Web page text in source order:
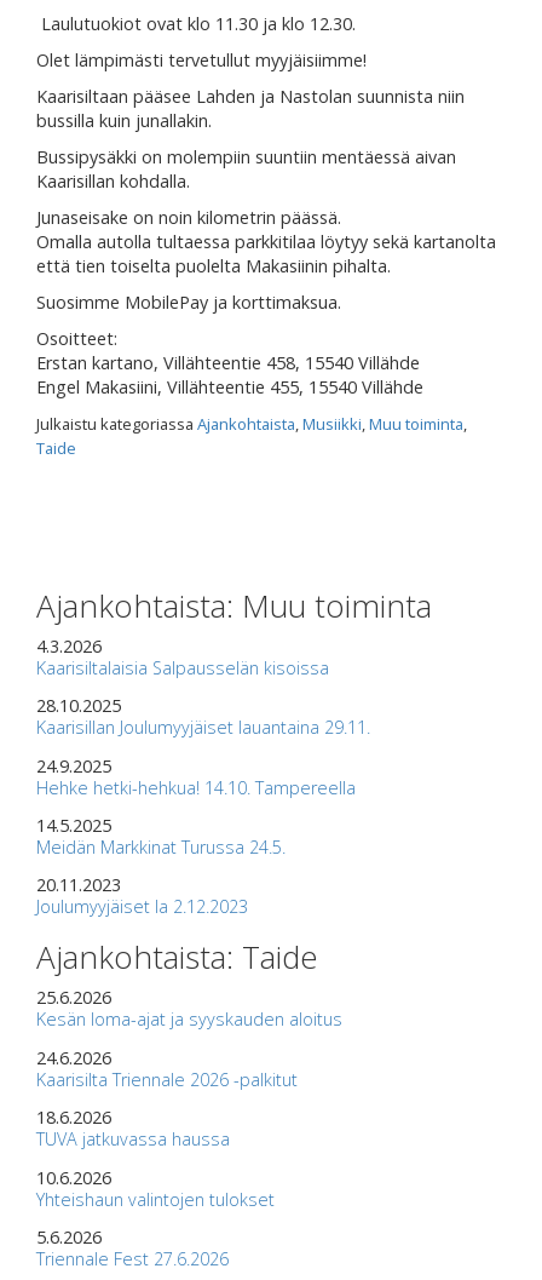
Laulutuokiot ovat klo 11.30 ja klo 12.30.
Olet lämpimästi tervetullut myyjäisiimme!
Kaarisiltaan pääsee Lahden ja Nastolan suunnista niin
bussilla kuin junallakin.
Bussipysäkki on molempiin suuntiin mentäessä aivan
Kaarisillan kohdalla.
Junaseisake on noin kilometrin päässä.
Omalla autolla tultaessa parkkitilaa löytyy sekä kartanolta
että tien toiselta puolelta Makasiinin pihalta.
Suosimme MobilePay ja korttimaksua.
Osoitteet:
Erstan kartano, Villähteentie 458, 15540 Villähde
Engel Makasiini, Villähteentie 455, 15540 Villähde
Julkaistu kategoriassa Ajankohtaista,Musiikki,Muu toiminta,
Taide
Ajankohtaista: Muu toiminta
4.3.2026
Kaarisiltalaisia Salpausselän kisoissa
28.10.2025
Kaarisillan Joulumyyjäiset lauantaina 29.11.
24.9.2025
Hehke hetki-hehkua! 14.10. Tampereella
14.5.2025
Meidän Markkinat Turussa 24.5.
20.11.2023
Joulumyyjäiset la 2.12.2023
Ajankohtaista: Taide
25.6.2026
Kesän loma-ajat ja syyskauden aloitus
24.6.2026
Kaarisilta Triennale 2026 -palkitut
18.6.2026
TUVA jatkuvassa haussa
10.6.2026
Yhteishaun valintojen tulokset
5.6.2026
Triennale Fest 27.6.2026